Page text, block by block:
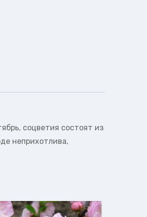
соцветия состоят из
неприхотлива,